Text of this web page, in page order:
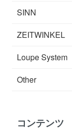
SINN
ZEITWINKEL
Loupe System
Other
コンテンツ